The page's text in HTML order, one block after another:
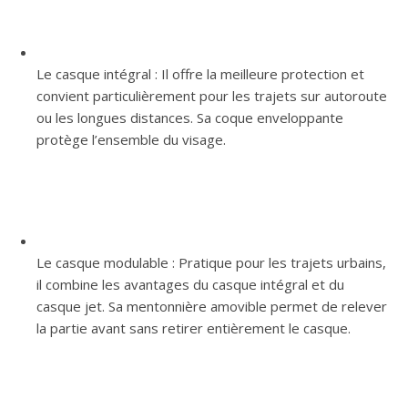
Le casque intégral : Il offre la meilleure protection et
convient particulièrement pour les trajets sur autoroute
ou les longues distances. Sa coque enveloppante
protège l’ensemble du visage.
Le casque modulable : Pratique pour les trajets urbains,
il combine les avantages du casque intégral et du
casque jet. Sa mentonnière amovible permet de relever
la partie avant sans retirer entièrement le casque.